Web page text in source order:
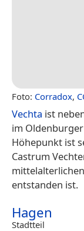
Foto: Corradox,
Vechta ist
im
Höhepunkt ist
Castrum
entstanden ist.
Hagen
Stadtteil